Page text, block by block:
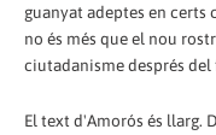
guanyat adeptes en certs
no és més que el nou
ciutadanisme després
El text d'Amorós és llarg.